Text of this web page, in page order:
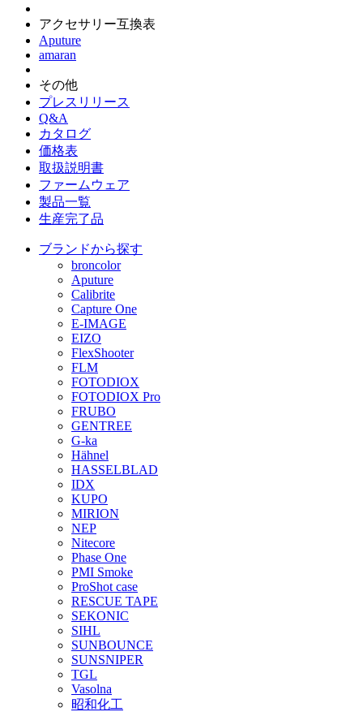
アクセサリー互換表
Aputure
amaran
その他
プレスリリース
Q&A
カタログ
価格表
取扱説明書
ファームウェア
製品一覧
生産完了品
ブランドから探す
broncolor
Aputure
Calibrite
Capture One
E-IMAGE
EIZO
FlexShooter
FLM
FOTODIOX
FOTODIOX Pro
FRUBO
GENTREE
G-ka
Hähnel
HASSELBLAD
IDX
KUPO
MIRION
NEP
Nitecore
Phase One
PMI Smoke
ProShot case
RESCUE TAPE
SEKONIC
SIHL
SUNBOUNCE
SUNSNIPER
TGL
Vasolna
昭和化工